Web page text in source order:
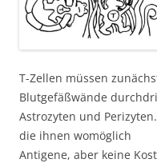
T-Zellen müssen
Blutgefäßwände
Astrozyten und
die ihnen womöglich
Antigene, aber keine